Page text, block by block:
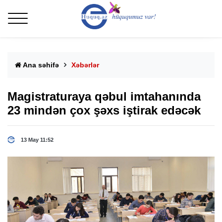
Ana səhifə Xəbərlər
Magistraturaya qəbul imtahanında
23 mindən çox şəxs iştirak edəcək
13 May 11:52